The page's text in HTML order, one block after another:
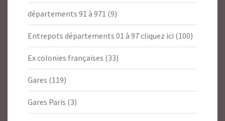
départements 91 à 971 (9)
Entrepots départements 01 à 97 cliquez ici (100)
Ex colonies françaises (33)
Gares (119)
Gares Paris (3)